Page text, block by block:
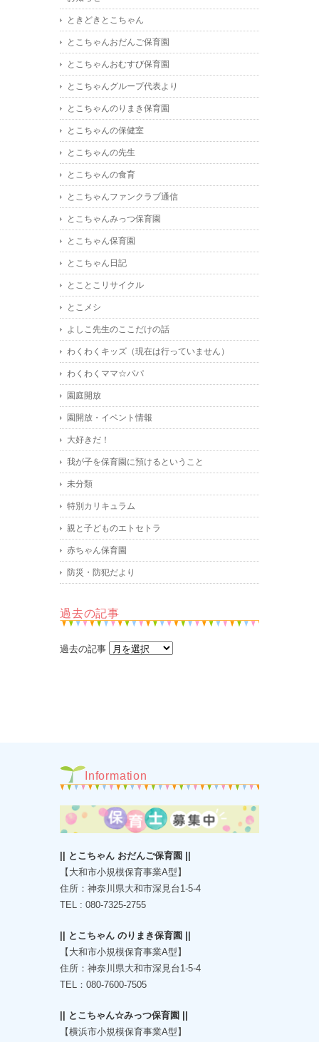
ときどきとこちゃん
とこちゃんおだんご保育園
とこちゃんおむすび保育園
とこちゃんグループ代表より
とこちゃんのりまき保育園
とこちゃんの保健室
とこちゃんの先生
とこちゃんの食育
とこちゃんファンクラブ通信
とこちゃんみっつ保育園
とこちゃん保育園
とこちゃん日記
とことこリサイクル
とこメシ
よしこ先生のここだけの話
わくわくキッズ（現在は行っていません）
わくわくママ☆パパ
園庭開放
園開放・イベント情報
大好きだ！
我が子を保育園に預けるということ
未分類
特別カリキュラム
親と子どものエトセトラ
赤ちゃん保育園
防災・防犯だより
過去の記事
過去の記事
Information
|| とこちゃん おだんご保育園 ||
【大和市小規模保育事業A型】
住所：神奈川県大和市深見台1-5-4
TEL : 080-7325-2755
|| とこちゃん のりまき保育園 ||
【大和市小規模保育事業A型】
住所：神奈川県大和市深見台1-5-4
TEL：080-7600-7505
|| とこちゃん☆みっつ保育園 ||
【横浜市小規模保育事業A型】